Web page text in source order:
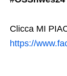
Clicca MI
https://